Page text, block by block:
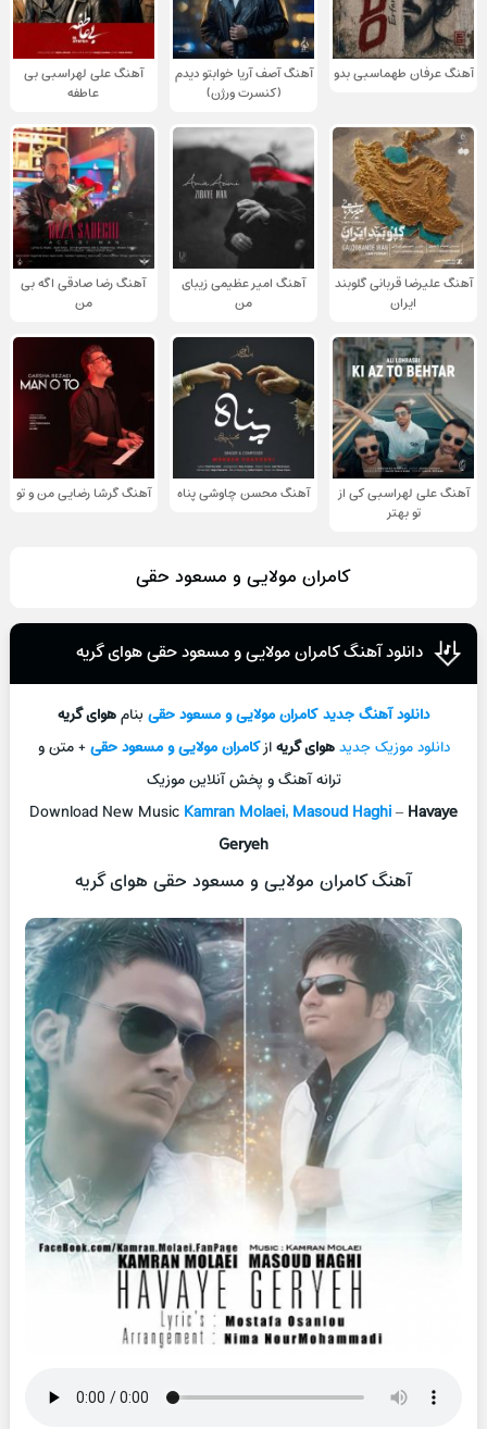
آهنگ عرفان طهماسبی بدو
آهنگ آصف آریا خوابتو دیدم
(کنسرت ورژن)
آهنگ علی لهراسبی بی
عاطفه
آهنگ علیرضا قربانی گلوبند
ایران
آهنگ امیر عظیمی زیبای
من
آهنگ رضا صادقی اگه بی
من
آهنگ علی لهراسبی کی از
تو ‌بهتر
آهنگ محسن چاوشی پناه آهنگ گرشا رضایی من و تو
کامران مولایی و مسعود حقی
دانلود آهنگ کامران مولایی و مسعود حقی هوای گریه
دانلود آهنگ جديدکامران مولایی و مسعود حقیبنامهوای گریه
دانلود موزیک جديدهوای گریهازکامران مولایی و مسعود حقی+ متن و
ترانه آهنگ و پخش آنلاين موزيک
Download New Music Kamran Molaei, Masoud Haghi– Havaye
Geryeh
آهنگ کامران مولایی و مسعود حقی هوای گریه